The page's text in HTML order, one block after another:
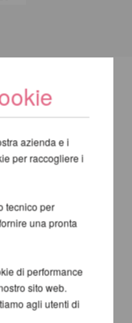
azienda e i
per raccogliere i
tecnico per
una pronta
di performance
sito web.
agli utenti di